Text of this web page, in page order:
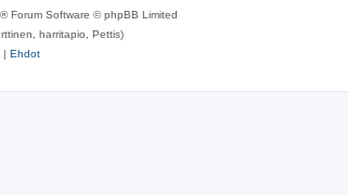
® Forum Software © phpBB Limited
harritapio, Pettis)
| Ehdot